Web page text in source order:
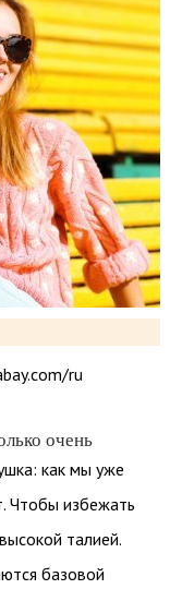
ru
очень
как мы уже
Чтобы избежать
талией.
базовой